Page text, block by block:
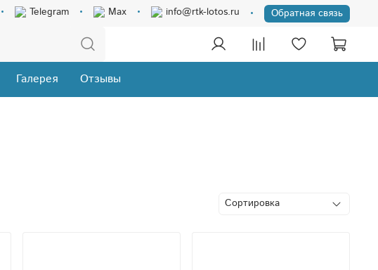
Telegram Max info@rtk-lotos.ru Обратная связь
Галерея Отзывы